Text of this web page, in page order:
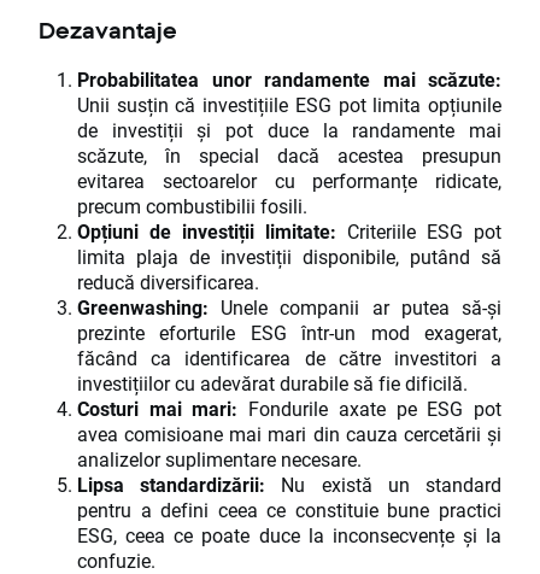
Dezavantaje
Probabilitatea unor randamente mai scăzute:
Unii susțin că investițiile ESG pot limita opțiunile
de investiții și pot duce la randamente mai
scăzute, în special dacă acestea presupun
evitarea sectoarelor cu performanțe ridicate,
precum combustibilii fosili.
Opțiuni de investiții limitate: Criteriile ESG pot
limita plaja de investiții disponibile, putând să
reducă diversificarea.
Greenwashing: Unele companii ar putea să-și
prezinte eforturile ESG într-un mod exagerat,
făcând ca identificarea de către investitori a
investițiilor cu adevărat durabile să fie dificilă.
Costuri mai mari: Fondurile axate pe ESG pot
avea comisioane mai mari din cauza cercetării și
analizelor suplimentare necesare.
Lipsa standardizării: Nu există un standard
pentru a defini ceea ce constituie bune practici
ESG, ceea ce poate duce la inconsecvențe și la
confuzie.